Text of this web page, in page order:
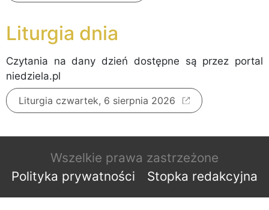
Liturgia dnia
Czytania na dany dzień dostępne są przez portal
niedziela.pl
Liturgia czwartek, 6 sierpnia 2026
Wszelkie prawa zastrzeżone
Polityka prywatności
Stopka redakcyjna